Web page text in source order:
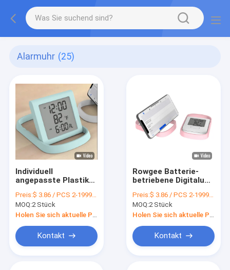
Alarmuhr (25)
Individuell
angepasste Plastik-
modernem
Sonnenaufgangsalarm
Preis:$ 3.86 / PCS 2-1999 PCS
MOQ:2 Stück
Kontakt
Rowgee Batterie-
betriebene Digitaluhr
Schüler Schule
Preis:$ 3.86 / PCS 2-1999 PCS
MOQ:2 Stück
Kontakt